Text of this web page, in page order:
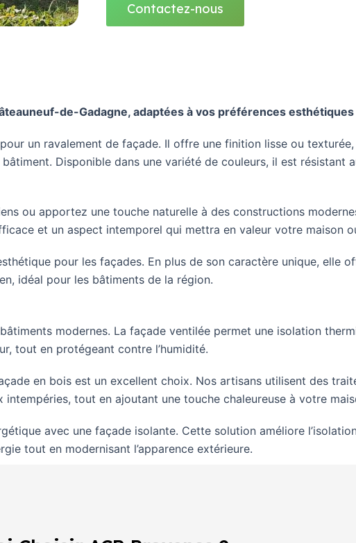
Contactez-nous
de-Gadagne, adaptées à vos préférences
un ravalement de façade. Il offre une finition lisse ou
Disponible dans une variété de couleurs, il est résistant
ou apportez une touche naturelle à des constructions
et un aspect intemporel qui mettra en valeur votre maison
pour les façades. En plus de son caractère unique, elle
idéal pour les bâtiments de la région.
modernes. La façade ventilée permet une isolation
tout en protégeant contre l’humidité.
en bois est un excellent choix. Nos artisans utilisent des
tout en ajoutant une touche chaleureuse à votre
avec une façade isolante. Cette solution améliore
tout en modernisant l’apparence extérieure.